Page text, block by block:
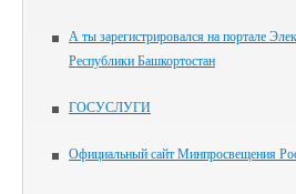
А ты зарегистрировался на портале
Республики Башкортостан
ГОСУСЛУГИ
Официальный сайт Минпросвещения